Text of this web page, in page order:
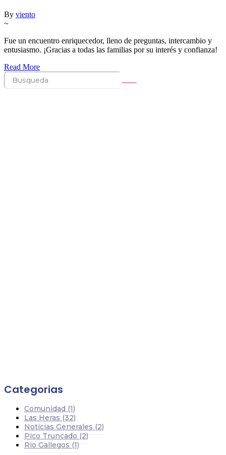
By viento
~
Fue un encuentro enriquecedor, lleno de preguntas, intercambio y
entusiasmo. ¡Gracias a todas las familias por su interés y confianza!
Read More
Categorias
Comunidad (1)
Las Heras (32)
Noticias Generales (2)
Pico Truncado (2)
Rio Gallegos (1)